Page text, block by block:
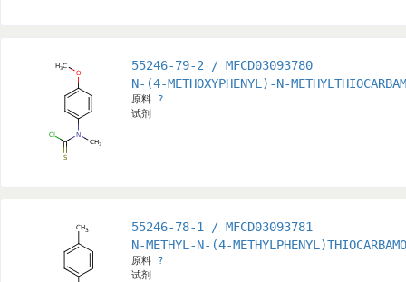
55246-79-2 / MFCD03093780
N-(4-METHOXYPHENYL)-N-
原料 ?
试剂
55246-78-1 / MFCD03093781
N-METHYL-N-(4-
原料 ?
试剂